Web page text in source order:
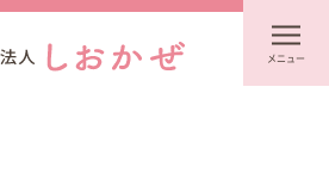
メニュー